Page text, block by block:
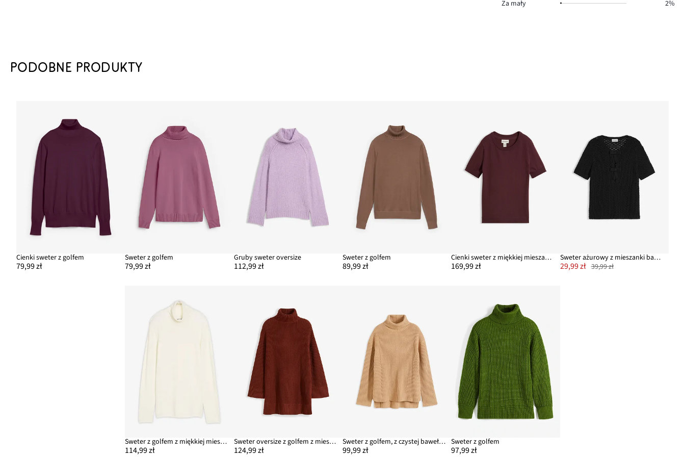
Za mały 2%
PODOBNE PRODUKTY
Cienki sweter z golfem
79,99 zł
Sweter z golfem
79,99 zł
Gruby sweter oversize
112,99 zł
Sweter z golfem
89,99 zł
Cienki sweter z miękkiej mieszanki wełny
169,99 zł
Sweter ażurowy z mieszanki bawełny
29,99 zł 39,99 zł
Sweter z golfem z miękkiej mieszanki kaszmiru
114,99 zł
Sweter oversize z golfem z mieszanki bawełny
124,99 zł
Sweter z golfem, z czystej bawełny
99,99 zł
Sweter z golfem
97,99 zł